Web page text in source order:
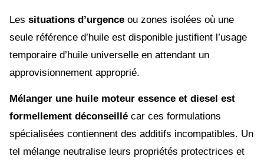
Les situations d’urgence ou zones isolées où une
seule référence d’huile est disponible justifient l’usage
temporaire d’huile universelle en attendant un
approvisionnement approprié.
Mélanger une huile moteur essence et diesel est
formellement déconseillé car ces formulations
spécialisées contiennent des additifs incompatibles. Un
tel mélange neutralise leurs propriétés protectrices et